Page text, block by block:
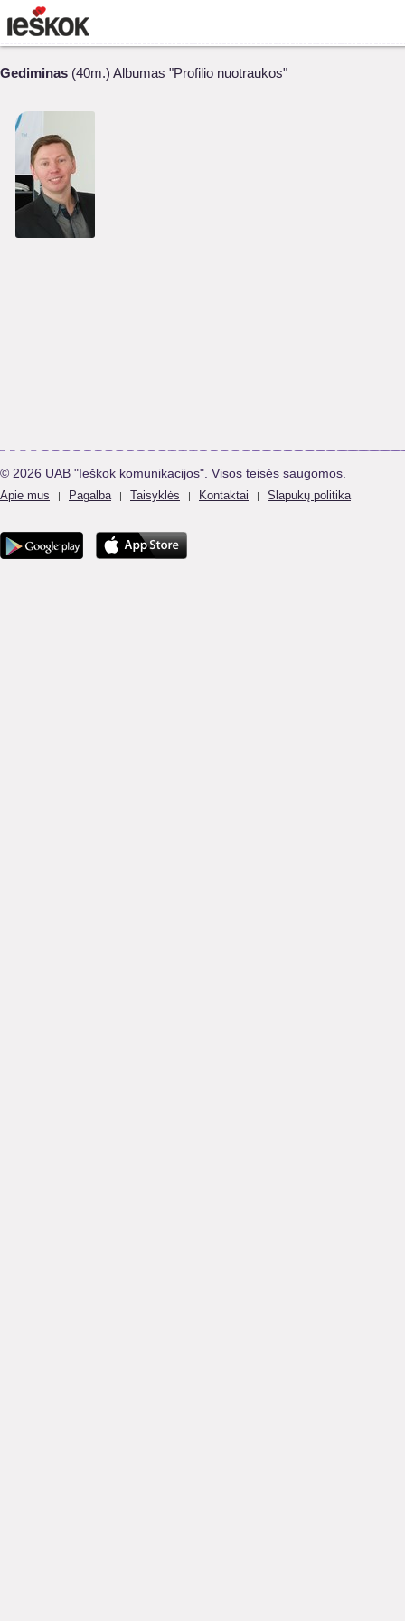
Gediminas (40m.) Albumas "Profilio nuotraukos"
© 2026 UAB "Ieškok komunikacijos". Visos teisės saugomos.
Apie mus | Pagalba | Taisyklės | Kontaktai | Slapukų politika